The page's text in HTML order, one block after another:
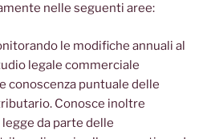
nelle seguenti aree:
le modifiche annuali al
legale commerciale
conoscenza puntuale delle
Conosce inoltre
da parte delle